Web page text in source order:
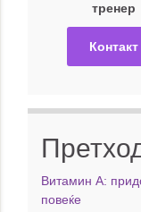
тренер
Контакт
Витамин А:
повеќе